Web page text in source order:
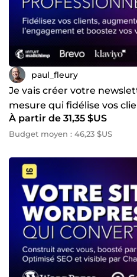
paul_fleury
Je vais créer votre
mesure qui fidélise vos
À partir de 31,35 $US
Budget moyen : 46,23 $US